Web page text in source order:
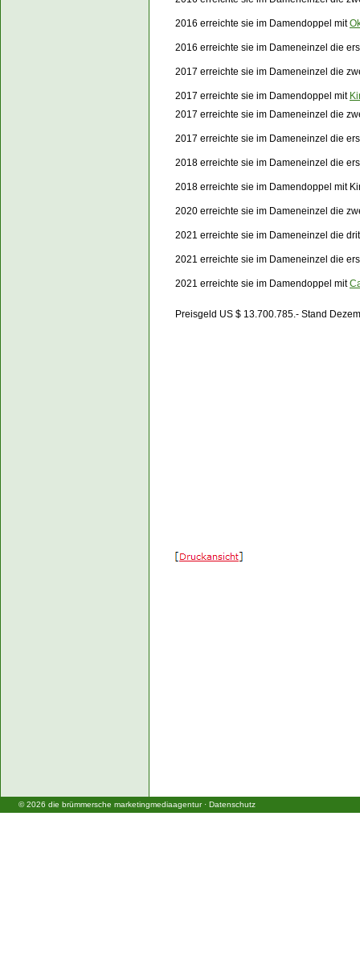
2016 erreichte sie im Damendoppel mit
2016 erreichte sie im Dameneinzel die
2017 erreichte sie im Dameneinzel die
2017 erreichte sie im Damendoppel mit
2017 erreichte sie im Dameneinzel die
2017 erreichte sie im Dameneinzel die
2018 erreichte sie im Dameneinzel die
2018 erreichte sie im Damendoppel mit
2020 erreichte sie im Dameneinzel die
2021 erreichte sie im Dameneinzel die
2021 erreichte sie im Dameneinzel die
2021 erreichte sie im Damendoppel mit
Preisgeld US $ 13.700.785.- Stand
© 2026 die brümmersche marketingmediaagentur· Datenschutz